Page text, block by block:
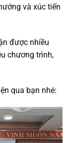
và xúc tiến
được nhiều
chương trình,
qua bạn nhé: